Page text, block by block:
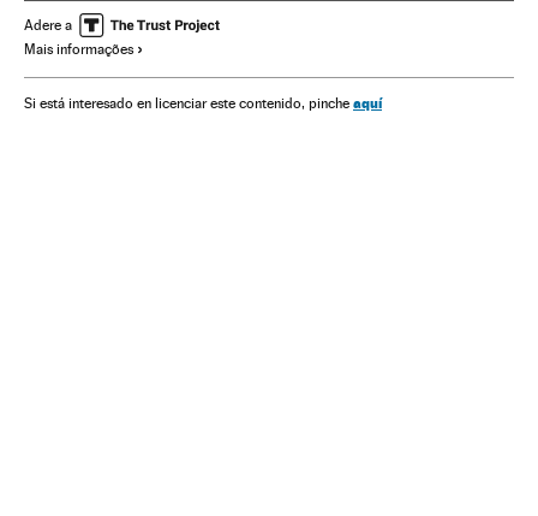
América Latina Ideologias
Política
Adere a
Mais informações
Si está interesado en licenciar este contenido, pinche aquí